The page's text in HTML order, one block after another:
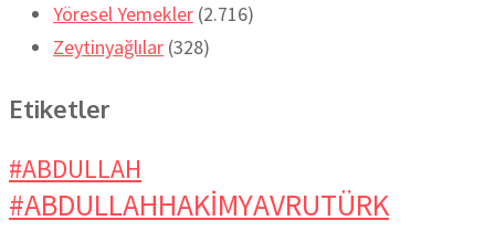
Yöresel Yemekler (2.716)
Zeytinyağlılar (328)
Etiketler
#ABDULLAH
#ABDULLAHHAKİMYAVRUTÜRK